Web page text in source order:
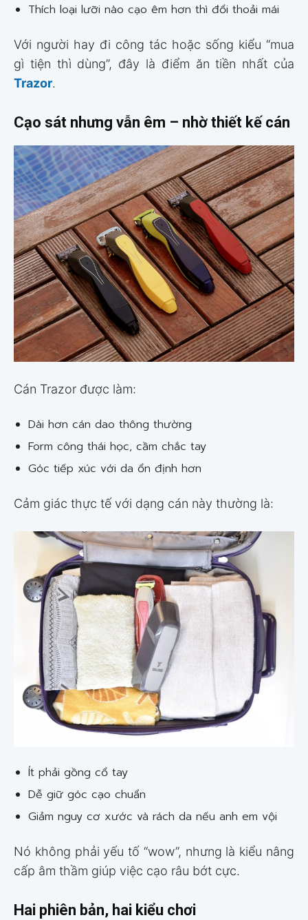
Thích loại lưỡi nào cạo êm hơn thì đổi thoải mái
Với người hay đi công tác hoặc sống kiểu “mua
gì tiện thì dùng”, đây là điểm ăn tiền nhất của
Trazor.
Cạo sát nhưng vẫn êm – nhờ thiết kế cán
Cán Trazor được làm:
Dài hơn cán dao thông thường
Form công thái học, cầm chắc tay
Góc tiếp xúc với da ổn định hơn
Cảm giác thực tế với dạng cán này thường là:
Ít phải gồng cổ tay
Dễ giữ góc cạo chuẩn
Giảm nguy cơ xước và rách da nếu anh em vội
Nó không phải yếu tố “wow”, nhưng là kiểu nâng
cấp âm thầm giúp việc cạo râu bớt cực.
Hai phiên bản, hai kiểu chơi